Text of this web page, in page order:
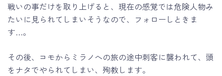
戦いの事だけを取り上げると、現在の感覚では危険人物み
たいに見られてしまいそうなので、フォローしときま
す…。
その後、コモからミラノへの旅の途中刺客に襲われて、頭
をナタでやられてしまい、殉教します。